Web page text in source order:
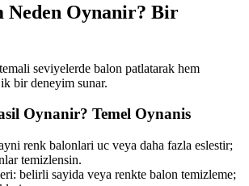
Neden Oynanir? Bir
seviyelerde balon patlatarak hem
bir deneyim sunar.
Oynanir? Temel Oynanis
renk balonlari uc veya daha fazla eslestir;
temizlensin.
belirli sayida veya renkte balon temizleme;